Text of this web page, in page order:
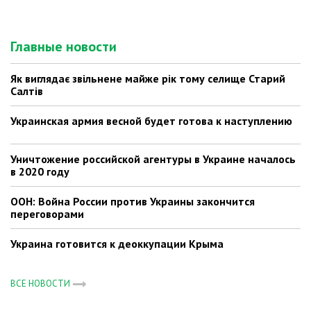
Главные новости
Як виглядає звільнене майже рік тому селище Старий
Салтів
Украинская армия весной будет готова к наступлению
Уничтожение российской агентуры в Украине началось
в 2020 году
ООН: Война России против Украины закончится
переговорами
Украина готовится к деоккупации Крыма
ВСЕ НОВОСТИ